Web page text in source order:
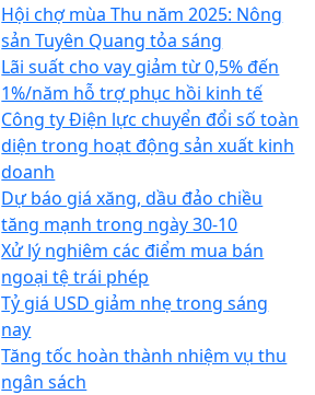
Hội chợ mùa Thu năm 2025: Nông
sản Tuyên Quang tỏa sáng
Lãi suất cho vay giảm từ 0,5% đến
1%/năm hỗ trợ phục hồi kinh tế
Công ty Điện lực chuyển đổi số toàn
diện trong hoạt động sản xuất kinh
doanh
Dự báo giá xăng, dầu đảo chiều
tăng mạnh trong ngày 30-10
Xử lý nghiêm các điểm mua bán
ngoại tệ trái phép
Tỷ giá USD giảm nhẹ trong sáng
nay
Tăng tốc hoàn thành nhiệm vụ thu
ngân sách